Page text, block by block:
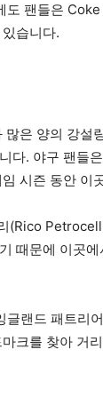
도 팬들은
습니다.
은 양의 강설
다. 야구 팬들
시즌 동안 이
(Rico
때문에 이곳
랜드 패트리
크를 찾아 거